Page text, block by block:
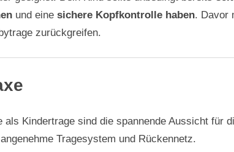
und eine sichere Kopfkontrolle haben. Davor
zurückgreifen.
als Kindertrage sind die spannende Aussicht für
Tragesystem und Rückennetz.